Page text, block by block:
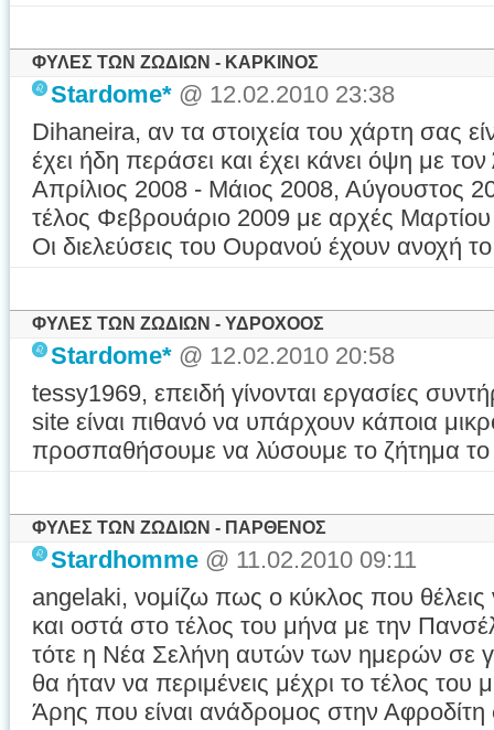
ΦΥΛΕΣ ΤΩΝ ΖΩΔΙΩΝ - ΚΑΡΚΙΝΟΣ
Stardome* @ 12.02.2010 23:38
Dihaneira, αν τα στοιχεία του χάρτη σας
έχει ήδη περάσει και έχει κάνει όψη με
Απρίλιος 2008 - Μάιος 2008, Αύγουστος
τέλος Φεβρουάριο 2009 με αρχές
Οι διελεύσεις του Ουρανού έχουν ανοχή
ΦΥΛΕΣ ΤΩΝ ΖΩΔΙΩΝ - ΥΔΡΟΧΟΟΣ
Stardome* @ 12.02.2010 20:58
tessy1969, επειδή γίνονται εργασίες
site είναι πιθανό να υπάρχουν κάποια
προσπαθήσουμε να λύσουμε το ζήτημα το
ΦΥΛΕΣ ΤΩΝ ΖΩΔΙΩΝ - ΠΑΡΘΕΝΟΣ
Stardhomme @ 11.02.2010 09:11
angelaki, νομίζω πως ο κύκλος που θέλεις
και οστά στο τέλος του μήνα με την
τότε η Νέα Σελήνη αυτών των ημερών σε
θα ήταν να περιμένεις μέχρι το τέλος του
Άρης που είναι ανάδρομος στην